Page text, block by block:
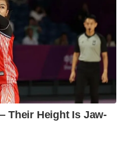
วว่า เรื่องการสื่อสาร
ราก็ใช้ในส่วนของฝ่าย
งความอบอุ่นกับ
ผู้ที่วิตกกังวลมากหน่อย
วบ้านเขาทราบถึง
ห้คำแนะนำและบอกว่า
วิตก็ยังเป็นปกติอยู่ โดย
ลราชธานี เพื่อประชุม
ฯ ที่ จ.สุรินทร์ เรื่อง 7